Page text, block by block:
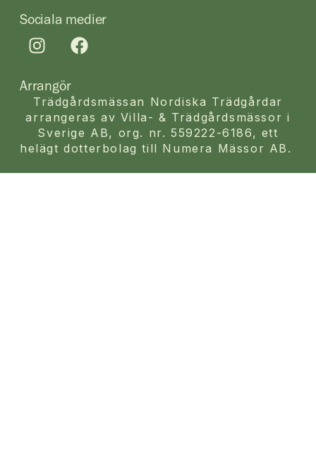
Sociala medier
Arrangör
Trädgårdsmässan Nordiska Trädgårdar
arrangeras av Villa- & Trädgårdsmässor i
Sverige AB, org. nr. 559222-6186, ett
helägt dotterbolag till Numera Mässor AB.